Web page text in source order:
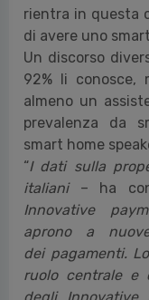
rientra in questa
di avere uno
Un discorso
92% li conosce,
almeno un
prevalenza da
smart home
“I dati sulla
italiani– ha
Innovative
aprono a
dei pagamenti.
ruolo centrale e